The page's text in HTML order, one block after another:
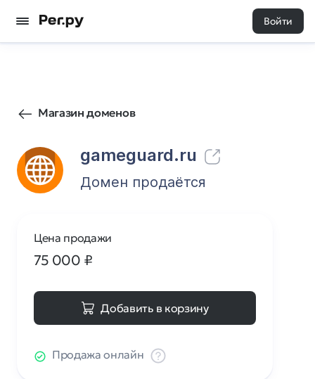
Войти
Магазин доменов
gameguard.ru
284 0
Домен продаётся
Цена продажи
75 000 ₽
Добавить в корзину
Продажа онлайн